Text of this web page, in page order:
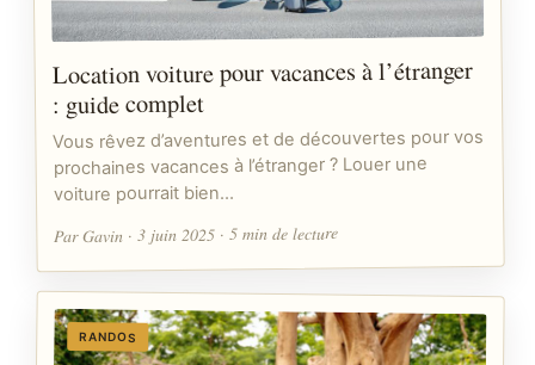
Location voiture pour vacances à l’étranger
: guide complet
Vous rêvez d’aventures et de découvertes pour vos
prochaines vacances à l’étranger ? Louer une
voiture pourrait bien…
Par Gavin · 3 juin 2025 · 5 min de lecture
RANDOS